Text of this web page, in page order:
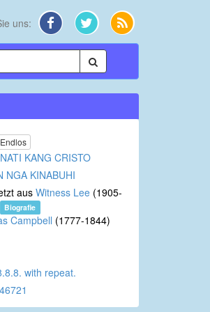
uns:
Endlos
KANG CRISTO
NGA KINABUHI
aus Witness Lee (1905-
Biografie
Campbell (1777-1844)
with repeat.